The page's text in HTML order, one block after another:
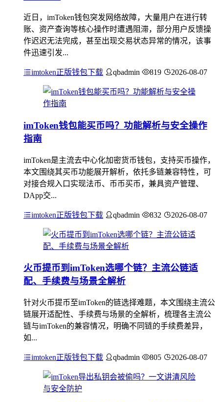
近日，imToken钱包突发网络故障，大量用户在进行转
账、资产查询等核心操作时遭遇阻滞，部分用户反馈操
作迟迟无法完成，甚至出现交易状态异常的情况，该事
件迅速引发...
imtoken正版钱包下载 qbadmin 819 2026-08-07
imToken钱包能买币吗？功能解析与安全操作
指南
imToken是主流去中心化加密货币钱包，支持买币操作，
本文围绕其买币功能展开解析，依托多链兼容特性，可
对接合规入口实现法币、币币买币，兼具资产管理、
DApp交...
imtoken正版钱包下载 qbadmin 832 2026-08-07
火币提币到imToken选哪个链？主流公链适
配、手续费与场景全解析
针对火币提币至imToken的链选择难题，本文围绕主流公
链展开适配性、手续费与场景的全解析，梳理各主流公
链与imToken的兼容情况，明确不同链的手续费差异，
如...
imtoken正版钱包下载 qbadmin 805 2026-08-07